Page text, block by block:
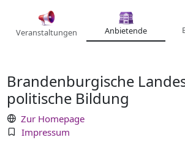
Veranstaltungen Anbietende
Brandenburgische
politische Bildung
Zur Homepage
Impressum